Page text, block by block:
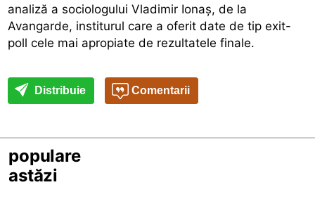
analiză a sociologului Vladimir Ionaş, de la
Avangarde, institurul care a oferit date de tip exit-
poll cele mai apropiate de rezultatele finale.
Distribuie Comentarii
populare
astăzi